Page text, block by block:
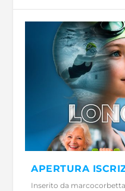
APERTURA
Inserito da marcocorbetta